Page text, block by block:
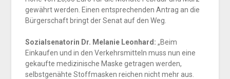
gewährt werden. Einen entsprechenden Antrag an die
Bürgerschaft bringt der Senat auf den Weg.
Sozialsenatorin Dr. Melanie Leonhard: „Beim
Einkaufen und in den Verkehrsmitteln muss nun eine
gekaufte medizinische Maske getragen werden,
selbstgenähte Stoffmasken reichen nicht mehr aus.